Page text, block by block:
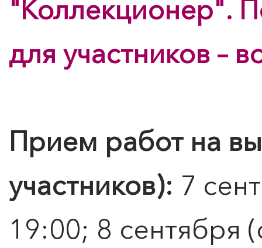
ПОИСК ПО МЕРОПРИЯТИЯМ
"Коллекционер".
для участников –
Прием работ на
участников): 7
19:00; 8 сентября
ЧТО ЗНАЕТ О ЛЮБВИ
ЛЮБОВЬ… Концерт Анны